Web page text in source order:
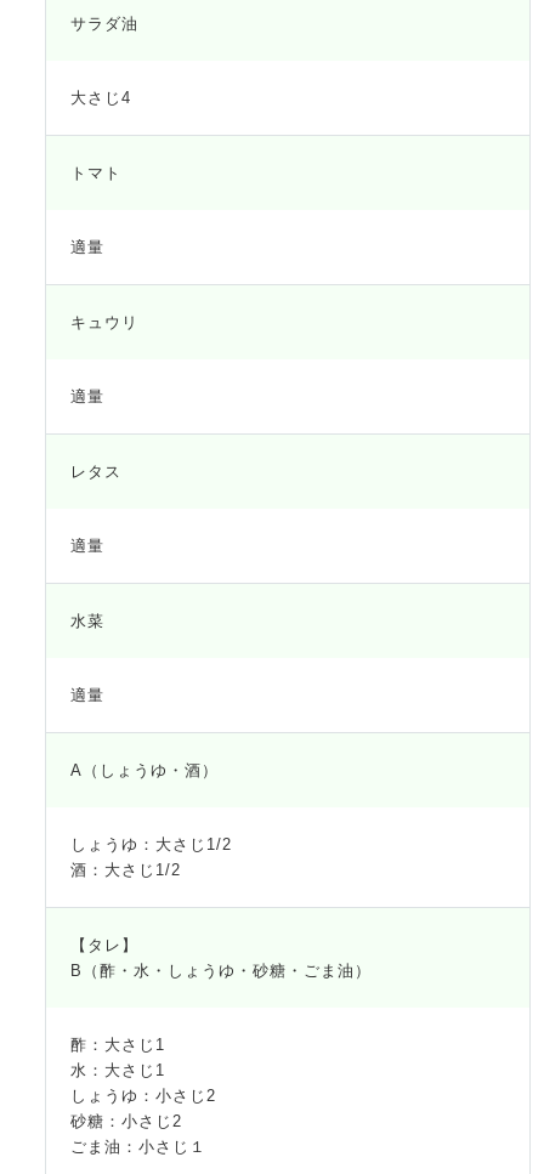
サラダ油
大さじ4
トマト
適量
キュウリ
適量
レタス
適量
水菜
適量
A（しょうゆ・酒）
しょうゆ：大さじ1/2
酒：大さじ1/2
【タレ】
B（酢・水・しょうゆ・砂糖・ごま油）
酢：大さじ1
水：大さじ1
しょうゆ：小さじ2
砂糖：小さじ2
ごま油：小さじ１